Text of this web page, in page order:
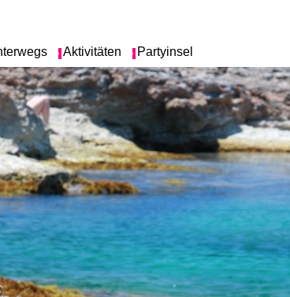
Aktivitäten Partyinsel